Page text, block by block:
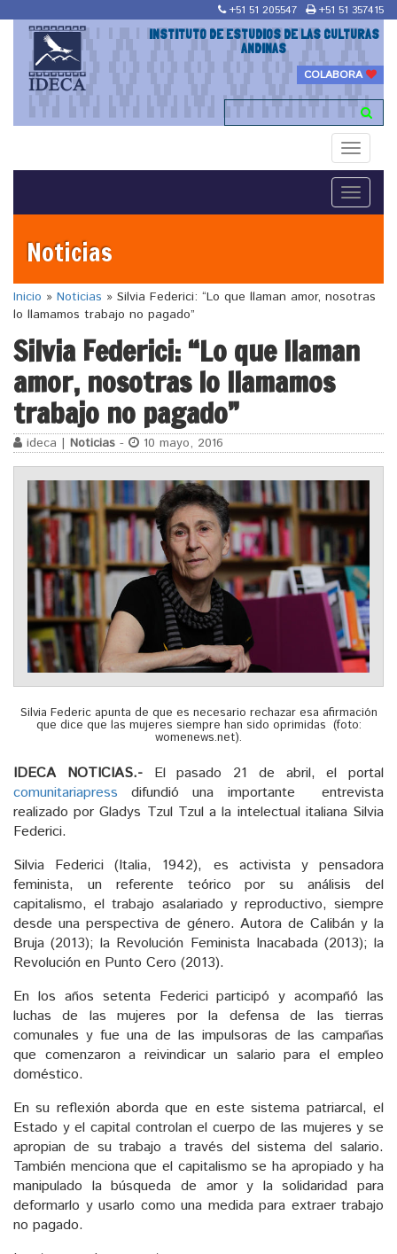
+51 51 205547 +51 51 357415
INSTITUTO DE ESTUDIOS DE LAS CULTURAS
ANDINAS
COLABORA
Toggle
Toggle
Noticias
Inicio » Noticias » Silvia Federici: “Lo que llaman amor, nosotras
lo llamamos trabajo no pagado”
Silvia Federici: “Lo que llaman
amor, nosotras lo llamamos
trabajo no pagado”
ideca | Noticias - 10 mayo, 2016
Silvia Federic apunta de que es necesario rechazar esa afirmación
que dice que las mujeres siempre han sido oprimidas (foto:
womenews.net).
IDECA NOTICIAS.-El pasado 21 de abril, el portal
comunitariapress difundió una importante entrevista
realizado por Gladys Tzul Tzul a la intelectual italiana Silvia
Federici.
Silvia Federici (Italia, 1942), es activista y pensadora
feminista, un referente teórico por su análisis del
capitalismo, el trabajo asalariado y reproductivo, siempre
desde una perspectiva de género. Autora de Calibán y la
Bruja (2013); la Revolución Feminista Inacabada (2013); la
Revolución en Punto Cero (2013).
En los años setenta Federici participó y acompañó las
luchas de las mujeres por la defensa de las tierras
comunales y fue una de las impulsoras de las campañas
que comenzaron a reivindicar un salario para el empleo
doméstico.
En su reflexión aborda que en este sistema patriarcal, el
Estado y el capital controlan el cuerpo de las mujeres y se
apropian de su trabajo a través del sistema del salario.
También menciona que el capitalismo se ha apropiado y ha
manipulado la búsqueda de amor y la solidaridad para
deformarlo y usarlo como una medida para extraer trabajo
no pagado.